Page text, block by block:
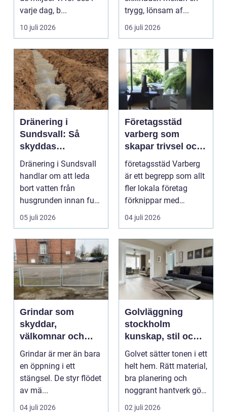
varje dag, b...
10 juli 2026
trygg, lönsam af...
06 juli 2026
Dränering i
Sundsvall: Så
skyddas
husgrunden mot
fukt
Dränering i Sundsvall
handlar om att leda
bort vatten från
husgrunden innan fukt
hinner o...
05 juli 2026
Företagsstäd
varberg som
skapar trivsel och
professionalism
företagsstäd Varberg
är ett begrepp som allt
fler lokala företag
förknippar med
struktur, trivsel oc...
04 juli 2026
Grindar som
skyddar,
välkomnar och
formar din utemiljö
Grindar är mer än bara
en öppning i ett
stängsel. De styr flödet
av mä...
04 juli 2026
Golvläggning
stockholm
kunskap, stil och
hållbar kvalitet
Golvet sätter tonen i ett
helt hem. Rätt material,
bra planering och
noggrant hantverk gör
skillnade...
02 juli 2026